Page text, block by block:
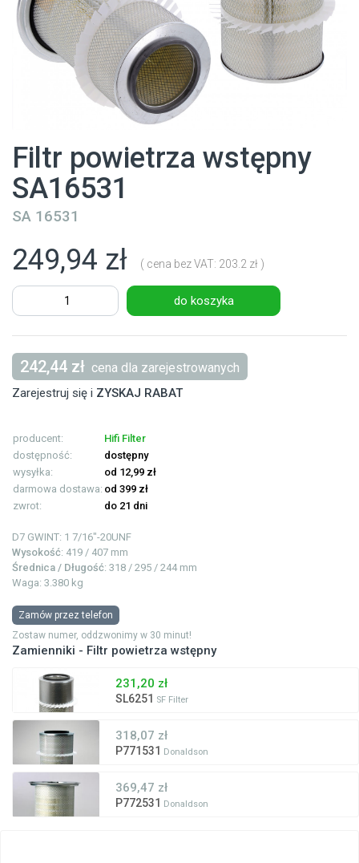
Filtr powietrza wstępny
SA16531
SA 16531
249,94 zł ( cena bez VAT: 203.2 zł )
do koszyka
242,44 zł cena dla zarejestrowanych
Zarejestruj się i ZYSKAJ RABAT
producent:
Hifi Filter
dostępność:
dostępny
wysyłka:
od 12,99 zł
darmowa dostawa: od 399 zł
zwrot:
do 21 dni
D7 GWINT: 1 7/16"-20UNF
Wysokość: 419 / 407 mm
Średnica / Długość: 318 / 295 / 244 mm
Waga: 3.380 kg
Zamów przez telefon
Zostaw numer, oddzwonimy w 30 minut!
Zamienniki - Filtr powietrza wstępny
231,20 zł
SL6251 SF Filter
318,07 zł
P771531 Donaldson
369,47 zł
P772531 Donaldson